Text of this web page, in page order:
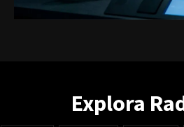
Explora